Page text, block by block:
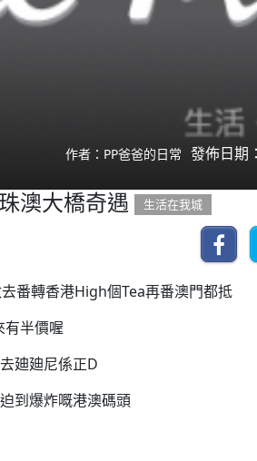
作者：PP爸爸的日常 發佈日期
澳大橋奇遇 生活在我城
番轉香港High個Tea再番澳門都抵
有半價喔
廸廸尼係正D
到爆炸嘅港澳碼頭